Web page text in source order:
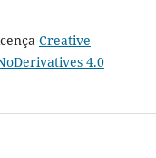
Creative
4.0